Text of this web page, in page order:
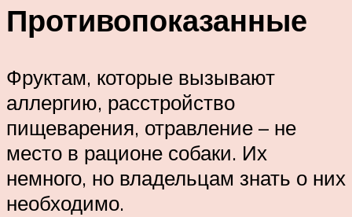
Противопоказанные
Фруктам, которые вызывают
аллергию, расстройство
пищеварения, отравление – не
место в рационе собаки. Их
немного, но владельцам знать о них
необходимо.